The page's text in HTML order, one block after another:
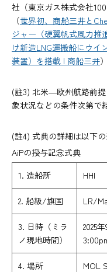
社（東京ガス株式会社
（世界初、商船三井と
ジャー（硬翼帆式風力推
け新造LNG運搬船にウイ
装置）を搭載 | 商船三井）
(註3) 北米―欧州航路前
象状況などの条件次第で
(註4) 式典の詳細は以下の
AiPの授与記念式典
1. 造船所
HHI
2. 船級/旗国 LR/
3. 日時（ミラ
ノ現地時間）
2025
4. 場所
MOL